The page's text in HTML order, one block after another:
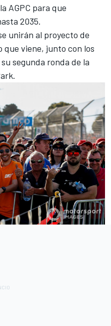
AGPC para que
2035.
unirán al proyecto de
que viene, junto con los
segunda ronda de la